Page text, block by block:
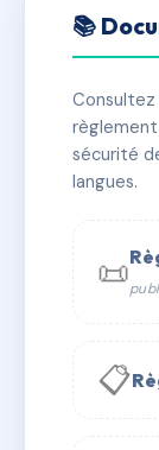
📍 r du pont
✓
📞
✉ Email
📚
sécurité
langues.
📜
📋